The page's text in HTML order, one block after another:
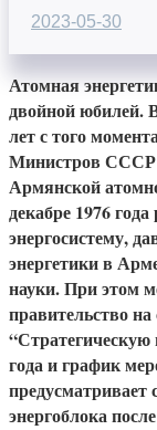
2023-05-30
Атомная
двойной юбилей.
лет с того
Министров СССР
Армянской
декабре 1976
энергосистему,
энергетики в
науки. При этом
правительство
“Стратегическую
года и график
предусматривает
энергоблока